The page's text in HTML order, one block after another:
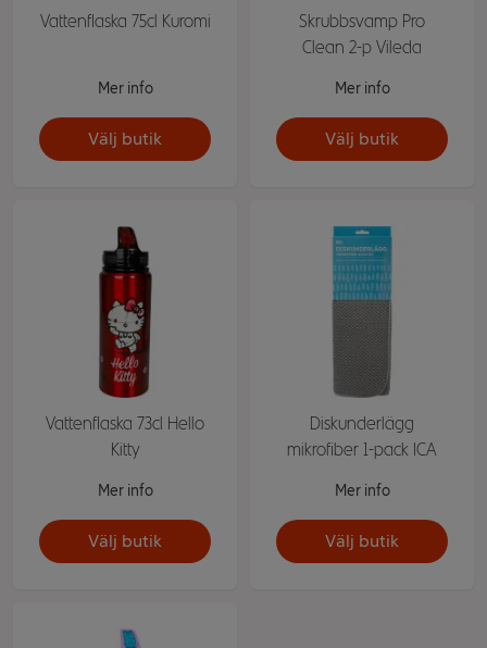
Vattenflaska 75cl Kuromi
Mer info
Välj butik
Skrubbsvamp Pro
Clean 2-p Vileda
Mer info
Välj butik
Vattenflaska 73cl Hello
Kitty
Mer info
Välj butik
Diskunderlägg
mikrofiber 1-pack ICA
Mer info
Välj butik